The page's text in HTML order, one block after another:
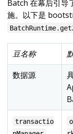
Batch 在幕后引导
施。以下是
豆名称
数据源
transactio